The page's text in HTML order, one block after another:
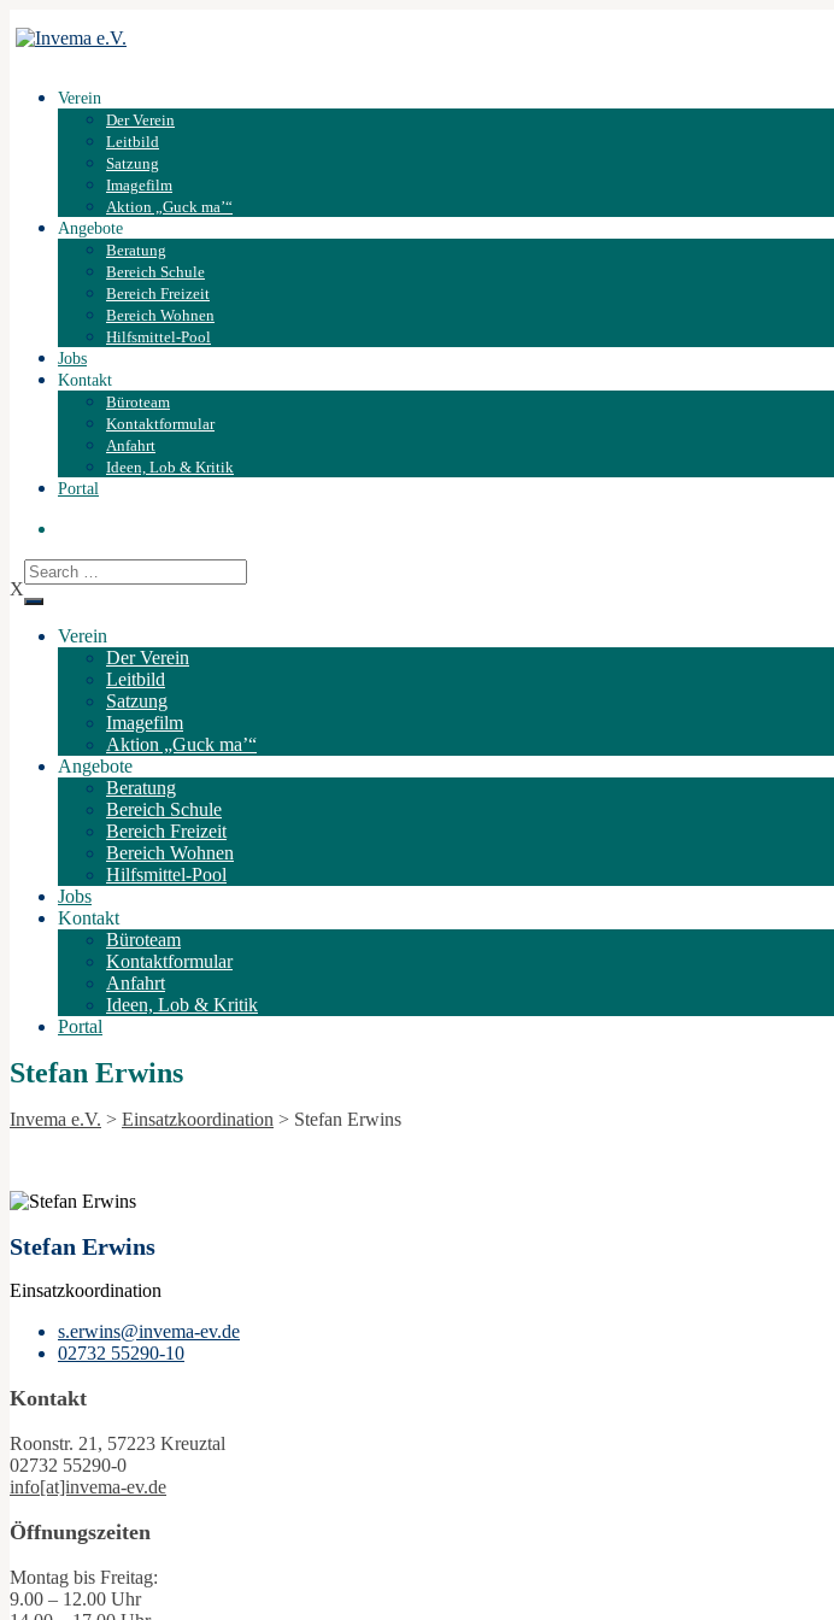
Verein
Der Verein
Leitbild
Satzung
Imagefilm
Aktion „Guck ma’“
Angebote
Beratung
Bereich Schule
Bereich Freizeit
Bereich Wohnen
Hilfsmittel-Pool
Jobs
Kontakt
Büroteam
Kontaktformular
Anfahrt
Ideen, Lob & Kritik
Portal
X
Verein
Der Verein
Leitbild
Satzung
Imagefilm
Aktion „Guck ma’“
Angebote
Beratung
Bereich Schule
Bereich Freizeit
Bereich Wohnen
Hilfsmittel-Pool
Jobs
Kontakt
Büroteam
Kontaktformular
Anfahrt
Ideen, Lob & Kritik
Portal
Stefan Erwins
Invema e.V. > Einsatzkoordination > Stefan Erwins
Stefan Erwins
Einsatzkoordination
s.erwins@invema-ev.de
02732 55290-10
Kontakt
Roonstr. 21, 57223 Kreuztal
02732 55290-0
info[at]invema-ev.de
Öffnungszeiten
Montag bis Freitag:
9.00 – 12.00 Uhr